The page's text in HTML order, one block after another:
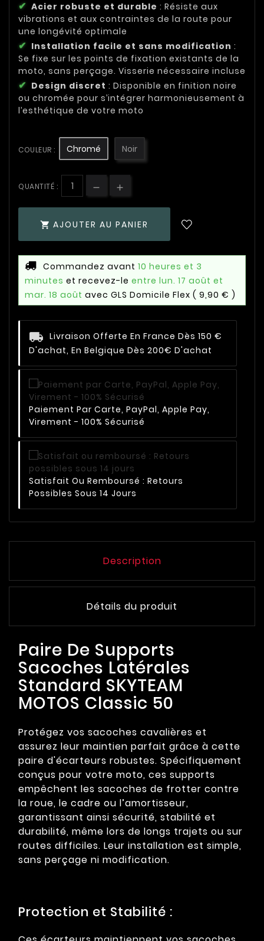
Acier robuste et durable : Résiste aux
vibrations et aux contraintes de la route pour
une longévité optimale
Installation facile et sans modification :
Se fixe sur les points de fixation existants de la
moto, sans perçage. Visserie nécessaire incluse
Design discret : Disponible en finition noire
ou chromée pour s’intégrer harmonieusement à
l’esthétique de votre moto
COULEUR : Chromé Noir
QUANTITÉ :
 AJOUTER AU PANIER
Commandez avant 10 heures et 3
minutes et recevez-le entre lun. 17 août et
mar. 18 août avec GLS Domicile Flex ( 9,90 € )
Livraison Offerte En France Dès 150 €
D'achat, En Belgique Dès 200€ D'achat
Paiement Par Carte, PayPal, Apple Pay,
Virement - 100% Sécurisé
Satisfait Ou Remboursé : Retours
Possibles Sous 14 Jours
Description
Détails du produit
Paire De Supports
Sacoches Latérales
Standard SKYTEAM
MOTOS Classic 50
Protégez vos sacoches cavalières et
assurez leur maintien parfait grâce à cette
paire d'écarteurs robustes. Spécifiquement
conçus pour votre moto, ces supports
empêchent les sacoches de frotter contre
la roue, le cadre ou l’amortisseur,
garantissant ainsi sécurité, stabilité et
durabilité, même lors de longs trajets ou sur
routes difficiles. Leur installation est simple,
sans perçage ni modification.
Protection et Stabilité :